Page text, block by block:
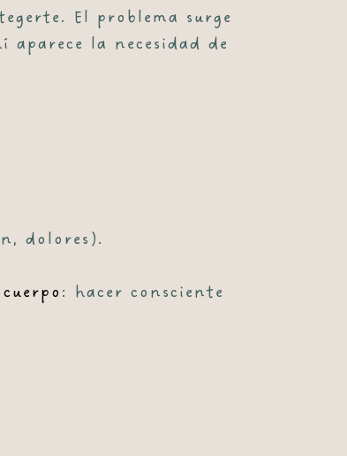
El problema surge
la necesidad de
dolores).
: hacer consciente